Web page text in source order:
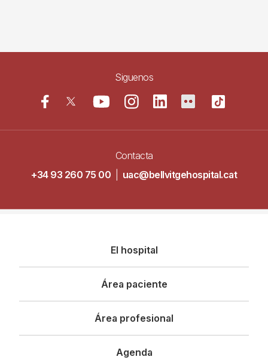
Siguenos
Contacta
+34 93 260 75 00
uac@bellvitgehospital.cat
principal
El hospital
Área paciente
Área profesional
Agenda